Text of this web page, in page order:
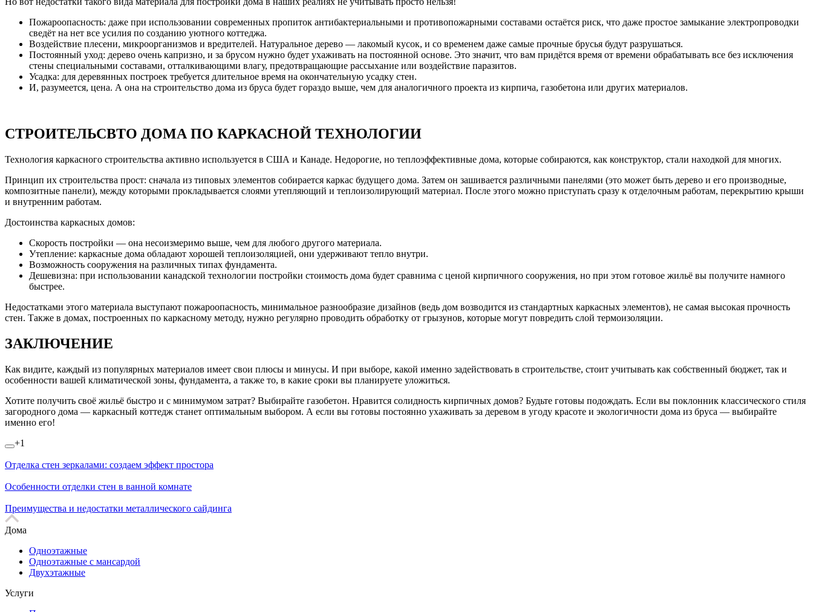
Пожароопасность: даже при использовании современных пропиток антибактериальными и противопожарными составами остаётся риск, что даже простое замыкание электропроводки
сведёт на нет все усилия по созданию уютного коттеджа.
Воздействие плесени, микроорганизмов и вредителей. Натуральное дерево — лакомый кусок, и со временем даже самые прочные брусья будут разрушаться.
Постоянный уход: дерево очень капризно, и за брусом нужно будет ухаживать на постоянной основе. Это значит, что вам придётся время от времени обрабатывать все без исключения
стены специальными составами, отталкивающими влагу, предотвращающие рассыхание или воздействие паразитов.
Усадка: для деревянных построек требуется длительное время на окончательную усадку стен.
И, разумеется, цена. А она на строительство дома из бруса будет гораздо выше, чем для аналогичного проекта из кирпича, газобетона или других материалов.
СТРОИТЕЛЬСВТО ДОМА ПО КАРКАСНОЙ ТЕХНОЛОГИИ
Технология каркасного строительства активно используется в США и Канаде. Недорогие, но теплоэффективные дома, которые собираются, как конструктор, стали находкой для многих.
Принцип их строительства прост: сначала из типовых элементов собирается каркас будущего дома. Затем он зашивается различными панелями (это может быть дерево и его производные,
композитные панели), между которыми прокладывается слоями утепляющий и теплоизолирующий материал. После этого можно приступать сразу к отделочным работам, перекрытию крыши
и внутренним работам.
Достоинства каркасных домов:
Скорость постройки — она несоизмеримо выше, чем для любого другого материала.
Утепление: каркасные дома обладают хорошей теплоизоляцией, они удерживают тепло внутри.
Возможность сооружения на различных типах фундамента.
Дешевизна: при использовании канадской технологии постройки стоимость дома будет сравнима с ценой кирпичного сооружения, но при этом готовое жильё вы получите намного
быстрее.
Недостатками этого материала выступают пожароопасность, минимальное разнообразие дизайнов (ведь дом возводится из стандартных каркасных элементов), не самая высокая прочность
стен. Также в домах, построенных по каркасному методу, нужно регулярно проводить обработку от грызунов, которые могут повредить слой термоизоляции.
ЗАКЛЮЧЕНИЕ
Как видите, каждый из популярных материалов имеет свои плюсы и минусы. И при выборе, какой именно задействовать в строительстве, стоит учитывать как собственный бюджет, так и
особенности вашей климатической зоны, фундамента, а также то, в какие сроки вы планируете уложиться.
Хотите получить своё жильё быстро и с минимумом затрат? Выбирайте газобетон. Нравится солидность кирпичных домов? Будьте готовы подождать. Если вы поклонник классического стиля
загородного дома — каркасный коттедж станет оптимальным выбором. А если вы готовы постоянно ухаживать за деревом в угоду красоте и экологичности дома из бруса — выбирайте
именно его!
+1
Отделка стен зеркалами: создаем эффект простора
Особенности отделки стен в ванной комнате
Преимущества и недостатки металлического сайдинга
Дома
Одноэтажные
Одноэтажные с мансардой
Двухэтажные
Услуги